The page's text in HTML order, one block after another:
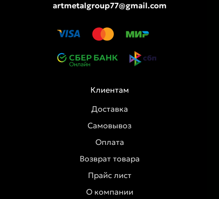
artmetalgroup77@gmail.com
Клиентам
Доставка
Самовывоз
Оплата
Возврат товара
Прайс лист
О компании